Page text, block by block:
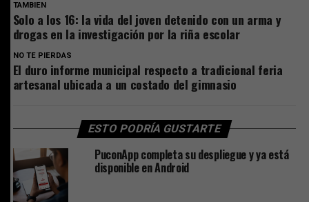
TAMBIEN
Solo a los 16: la vida del joven detenido con un arma y
drogas en la investigación por la riña escolar
NO TE PIERDAS
El duro informe municipal respecto a tradicional feria
artesanal ubicada a un costado del gimnasio
ESTO PODRÍA GUSTARTE
PuconApp completa su despliegue y ya está
disponible en Android